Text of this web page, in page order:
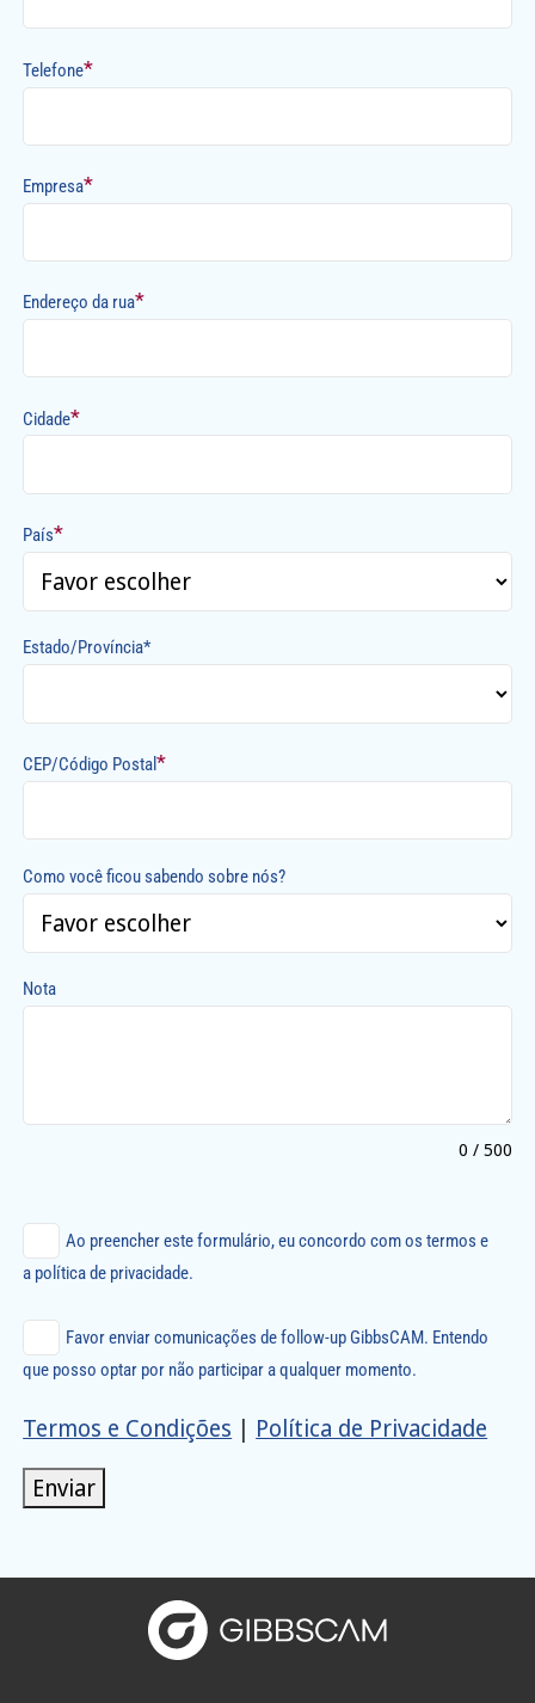
Telefone*
Empresa*
Endereço da rua*
Cidade*
País*
Estado/Província*
CEP/Código Postal*
Como você ficou sabendo sobre nós?
Nota
0 / 500
Ao preencher este formulário, eu concordo com os termos e
a política de privacidade.
Favor enviar comunicações de follow-up GibbsCAM. Entendo
que posso optar por não participar a qualquer momento.
Termos e Condições | Política de Privacidade
Enviar